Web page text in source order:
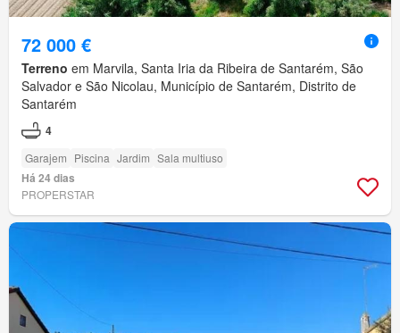
72 000 €
Terreno em Marvila, Santa Iria da Ribeira de Santarém, São
Salvador e São Nicolau, Município de Santarém, Distrito de
Santarém
4
Garajem Piscina Jardim Sala multiuso
Há 24 dias
PROPERSTAR